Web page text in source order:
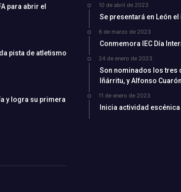
para abrir el
pista de atletismo
y logra su primera
10 de abril de 2023
Se presentará en León
6 de marzo de 2023
Conmemora IEC Día
24 de enero de 2023
Son nominados los tres
Iñárritu, y Alfonso
11 de enero de 2023
Inicia actividad